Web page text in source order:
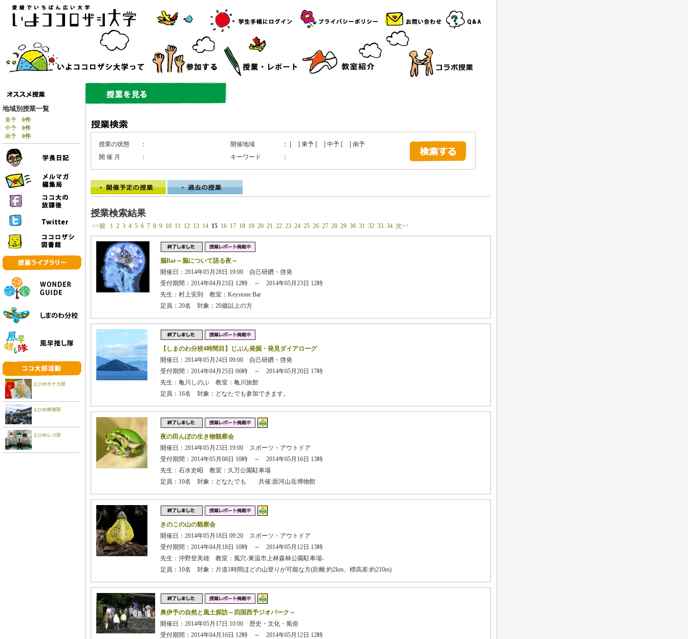
地域別授業一覧
東予 0件
中予 0件
南予 0件
えひめモナカ部
えひめ映画部
えひめレゴ部
授業の状態 ： 開催地域
： [ ] 東予 [ ] 中予 [ ] 南予
開 催 月
： キーワード ：
授業検索結果
<<前 1 2 3 4 5 6 7 8 9 10 11 12 13 14 15 16 17 18 19 20 21 22 23 24 25 26 27 28 29 30 31 32 33 34 次>>
脳Bar～脳について語る夜～
開催日：2014年05月28日 19:00 自己研鑽・啓発
受付期間：2014年04月23日 12時 ～ 2014年05月23日 12時
先生：村上安則 教室：Keystone Bar
定員：20名 対象：20歳以上の方
【しまのわ分校4時間目】じぶん発掘・発見ダイアローグ
開催日：2014年05月24日 09:00 自己研鑽・啓発
受付期間：2014年04月25日 06時 ～ 2014年05月20日 17時
先生：亀川しのぶ 教室：亀川旅館
定員：16名 対象：どなたでも参加できます。
夜の田んぼの生き物観察会
開催日：2014年05月23日 19:00 スポーツ・アウトドア
受付期間：2014年05月08日 10時 ～ 2014年05月16日 13時
先生：石水史昭 教室：久万公園駐車場
定員：10名 対象：どなたでも 共催:面河山岳博物館
きのこの山の観察会
開催日：2014年05月18日 09:20 スポーツ・アウトドア
受付期間：2014年04月18日 10時 ～ 2014年05月12日 13時
先生：沖野登美雄 教室：風穴-東温市上林森林公園駐車場-
定員：10名 対象：片道1時間ほどの山登りが可能な方(距離:約2km、標高差:約210m)
奥伊予の自然と風土探訪～四国西予ジオパーク～
開催日：2014年05月17日 10:00 歴史・文化・風俗
受付期間：2014年04月16日 12時 ～ 2014年05月12日 12時